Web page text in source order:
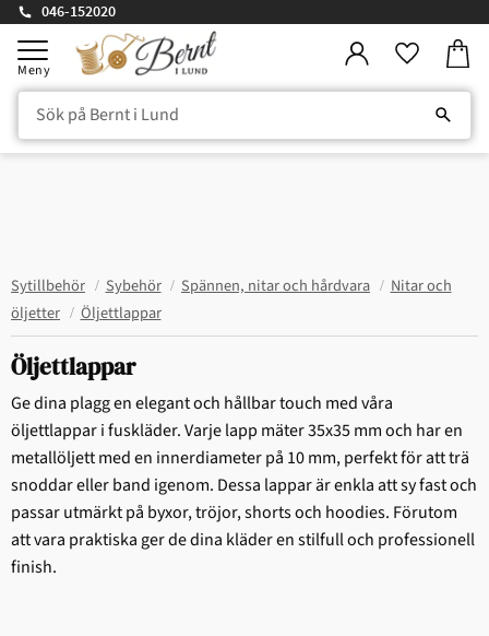
Meny
046-152020
Sytillbehör Sybehör Spännen, nitar och hårdvara
Nitar och
öljetter
Öljettlappar
Öljettlappar
Ge dina plagg en elegant och hållbar touch med våra
öljettlappar i fuskläder. Varje lapp mäter 35x35 mm och har en
metallöljett med en innerdiameter på 10 mm, perfekt för att trä
snoddar eller band igenom. Dessa lappar är enkla att sy fast och
passar utmärkt på byxor, tröjor, shorts och hoodies. Förutom
att vara praktiska ger de dina kläder en stilfull och professionell
finish.